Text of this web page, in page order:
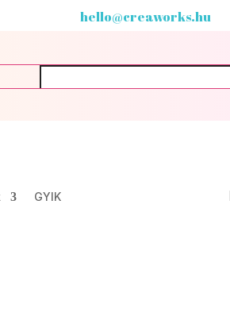
hello@creaworks.hu
GYIK